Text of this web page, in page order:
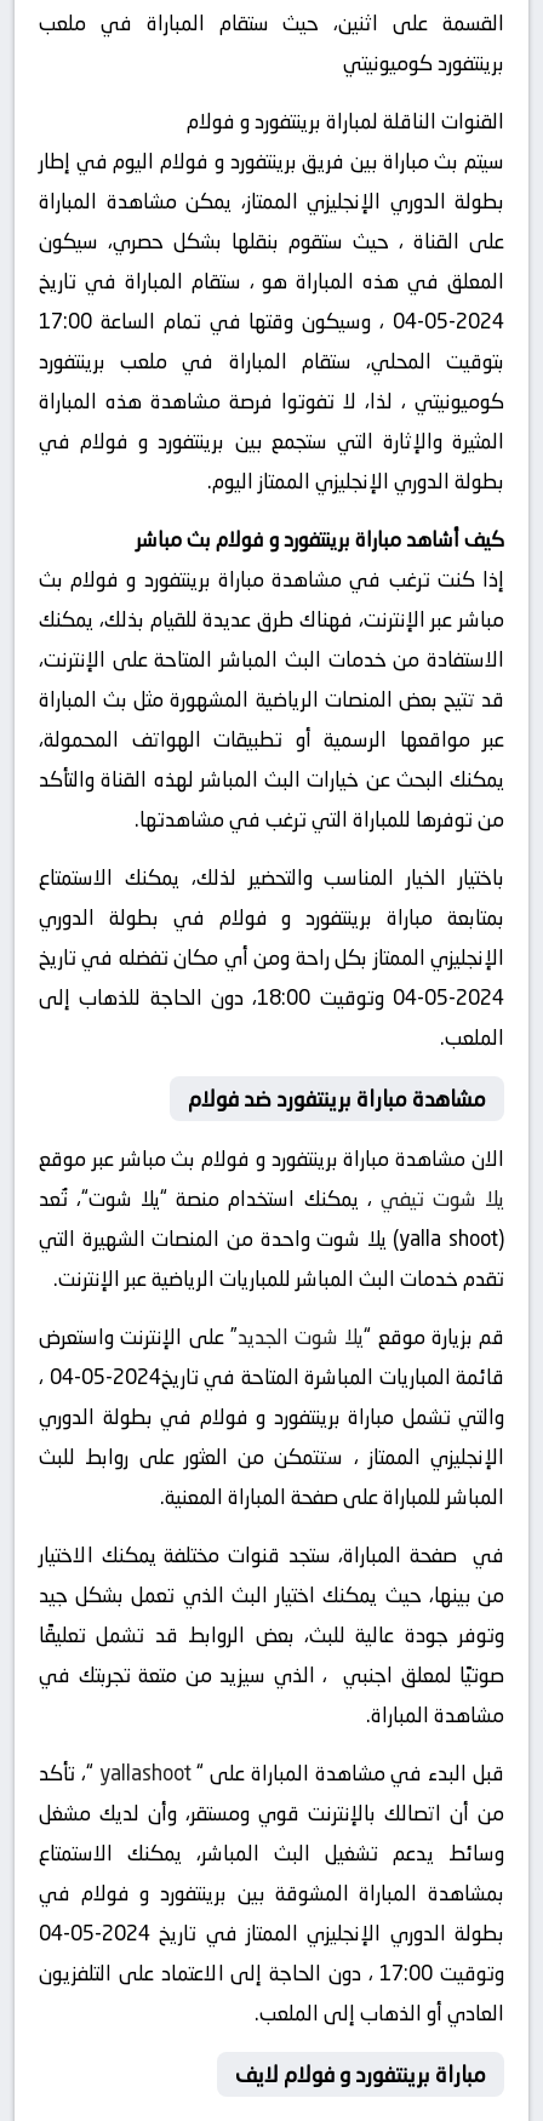
القسمة على اثنين، حيث ستقام المباراة في ملعب
برينتفورد كوميونيتي
القنوات الناقلة لمباراة برينتفورد و فولام
سيتم بث مباراة بين فريق برينتفورد و فولام اليوم في إطار
بطولة الدوري الإنجليزي الممتاز، يمكن مشاهدة المباراة
على القناة ، حيث ستقوم بنقلها بشكل حصري، سيكون
المعلق في هذه المباراة هو ، ستقام المباراة في تاريخ
2024-05-04 ، وسيكون وقتها في تمام الساعة 17:00
بتوقيت المحلي، ستقام المباراة في ملعب برينتفورد
كوميونيتي ، لذا، لا تفوتوا فرصة مشاهدة هذه المباراة
المثيرة والإثارة التي ستجمع بين برينتفورد و فولام في
بطولة الدوري الإنجليزي الممتاز اليوم.
كيف أشاهد مباراة برينتفورد و فولام بث مباشر
إذا كنت ترغب في مشاهدة مباراة برينتفورد و فولام بث
مباشر عبر الإنترنت، فهناك طرق عديدة للقيام بذلك، يمكنك
الاستفادة من خدمات البث المباشر المتاحة على الإنترنت،
قد تتيح بعض المنصات الرياضية المشهورة مثل بث المباراة
عبر مواقعها الرسمية أو تطبيقات الهواتف المحمولة،
يمكنك البحث عن خيارات البث المباشر لهذه القناة والتأكد
من توفرها للمباراة التي ترغب في مشاهدتها.
باختيار الخيار المناسب والتحضير لذلك، يمكنك الاستمتاع
بمتابعة مباراة برينتفورد و فولام في بطولة الدوري
الإنجليزي الممتاز بكل راحة ومن أي مكان تفضله في تاريخ
2024-05-04 وتوقيت 18:00، دون الحاجة للذهاب إلى
الملعب.
مشاهدة مباراة برينتفورد ضد فولام
الان مشاهدة مباراة برينتفورد و فولام بث مباشر عبر موقع
يلا شوت تيفي ، يمكنك استخدام منصة “يلا شوت“، تُعد
(yalla shoot) يلا شوت واحدة من المنصات الشهيرة التي
تقدم خدمات البث المباشر للمباريات الرياضية عبر الإنترنت.
قم بزيارة موقع “يلا شوت الجديد” على الإنترنت واستعرض
قائمة المباريات المباشرة المتاحة في تاريخ2024-05-04 ،
والتي تشمل مباراة برينتفورد و فولام في بطولة الدوري
الإنجليزي الممتاز ، ستتمكن من العثور على روابط للبث
المباشر للمباراة على صفحة المباراة المعنية.
في صفحة المباراة، ستجد قنوات مختلفة يمكنك الاختيار
من بينها، حيث يمكنك اختيار البث الذي تعمل بشكل جيد
وتوفر جودة عالية للبث، بعض الروابط قد تشمل تعليقًا
صوتيًا لمعلق اجنبي ، الذي سيزيد من متعة تجربتك في
مشاهدة المباراة.
قبل البدء في مشاهدة المباراة على “yallashoot
“، تأكد
من أن اتصالك بالإنترنت قوي ومستقر، وأن لديك مشغل
وسائط يدعم تشغيل البث المباشر، يمكنك الاستمتاع
بمشاهدة المباراة المشوقة بين برينتفورد و فولام في
بطولة الدوري الإنجليزي الممتاز في تاريخ 2024-05-04
وتوقيت 17:00 ، دون الحاجة إلى الاعتماد على التلفزيون
العادي أو الذهاب إلى الملعب.
مباراة برينتفورد و فولام لايف